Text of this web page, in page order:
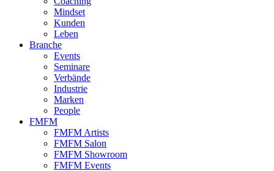
Mindset
Kunden
Leben
Branche
Events
Seminare
Verbände
Industrie
Marken
People
FMFM
FMFM Artists
FMFM Salon
FMFM Showroom
FMFM Events